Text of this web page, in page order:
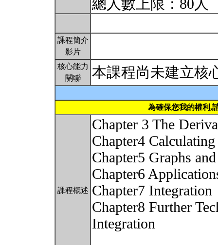
總人數上限：80人
課程簡介
影片
核心能力
關聯
本課程尚未建立核
為確保您我的權利,
課程概述
Chapter 3 The
Chapter4
Chapter5 Graphs
Chapter6
Chapter7 Integration
Chapter8 Further
Integration